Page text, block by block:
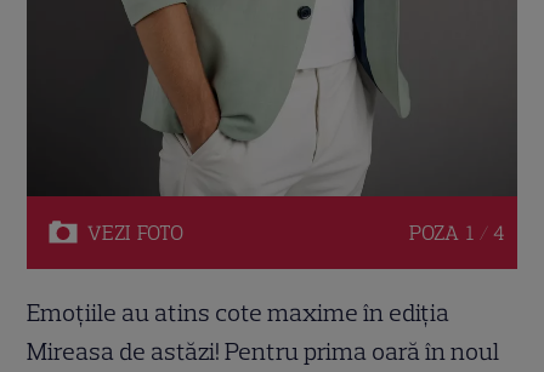
VEZI FOTO POZA 1 / 4
Emoțiile au atins cote maxime în ediția
Mireasa de astăzi! Pentru prima oară în noul